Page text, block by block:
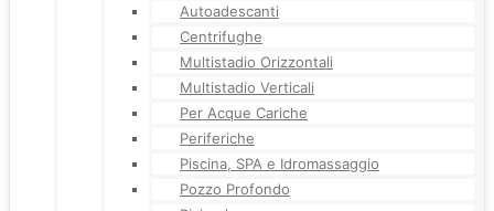
Autoadescanti
Centrifughe
Multistadio Orizzontali
Multistadio Verticali
Per Acque Cariche
Periferiche
Piscina, SPA e Idromassaggio
Pozzo Profondo